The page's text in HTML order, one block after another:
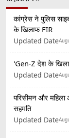
कांग्रेस ने पुलिस
के खिलाफ FIR
Updated Date
'Gen-Z देश के
Updated Date
परिसीमन और महिला
सहमति
Updated Date